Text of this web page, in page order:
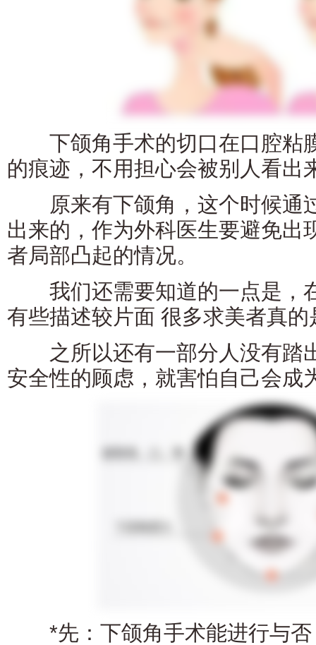
下颌角手术的切口在口腔粘
的痕迹，不用担心会被别人看出
原来有下颌角，这个时候通
出来的，作为外科医生要避免出
者局部凸起的情况。
我们还需要知道的一点是，
有些描述较片面 很多求美者真
之所以还有一部分人没有踏
安全性的顾虑，就害怕自己会成
*先：下颌角手术能进行与否